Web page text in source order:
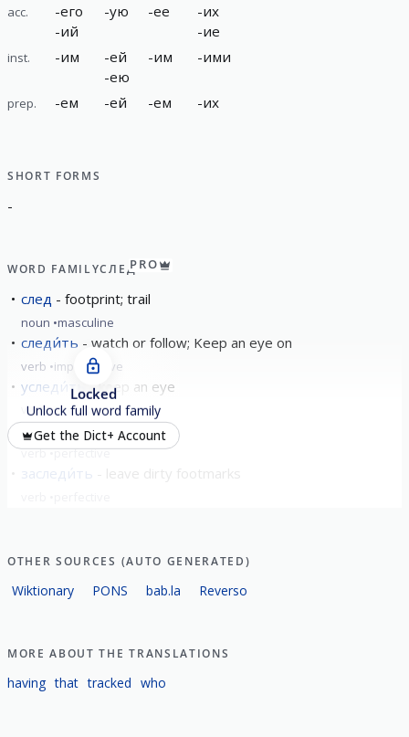
acc. -его
-ий
-ую -ее -их
-ие
inst. -им -ей
-ею
-им -ими
prep. -ем -ей -ем -их
SHORT FORMS
-
WORD FAMILYСЛЕДPRO
след footprint; trail
noun masculine
следи́ть watch or follow; Keep an eye on
verb imperfective
уследи́ть keep an eye
verb perfective
вы́следить trace
verb perfective
заследи́ть
Locked
Unlock full word family
Get the Dict+ Account
OTHER SOURCES (AUTO GENERATED)
Wiktionary PONS bab.la Reverso
MORE ABOUT THE TRANSLATIONS
having that tracked who